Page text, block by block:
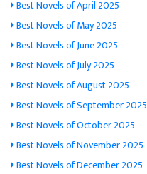
Best Novels of April 2025
Best Novels of May 2025
Best Novels of June 2025
Best Novels of July 2025
Best Novels of August 2025
Best Novels of September 2025
Best Novels of October 2025
Best Novels of November 2025
Best Novels of December 2025